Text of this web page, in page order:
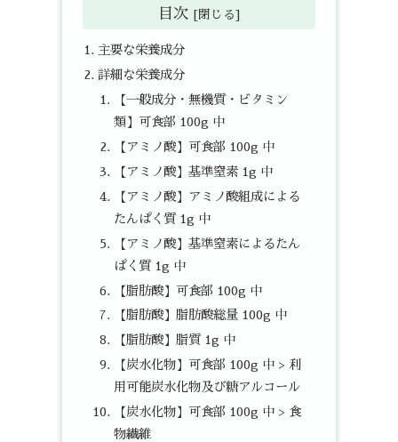
目次
主要な栄養成分
詳細な栄養成分
【一般成分・無機質・ビタミン
類】可食部 100g 中
【アミノ酸】可食部 100g 中
【アミノ酸】基準窒素 1g 中
【アミノ酸】アミノ酸組成による
たんぱく質 1g 中
【アミノ酸】基準窒素によるたん
ぱく質 1g 中
【脂肪酸】可食部 100g 中
【脂肪酸】脂肪酸総量 100g 中
【脂肪酸】脂質 1g 中
【炭水化物】可食部 100g 中 > 利
用可能炭水化物及び糖アルコール
【炭水化物】可食部 100g 中 > 食
物繊維